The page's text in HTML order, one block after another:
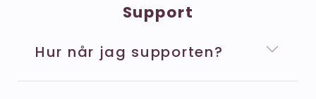
Support
Hur når jag supporten?